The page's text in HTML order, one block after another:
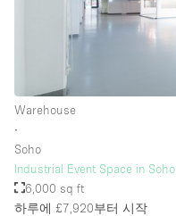
위치한 거리
쇼핑몰
테라스
윗층
Warehouse
∙
Soho
Industrial Event Space in Soho
6,000 sq ft
하루에 £7,920부터 시작